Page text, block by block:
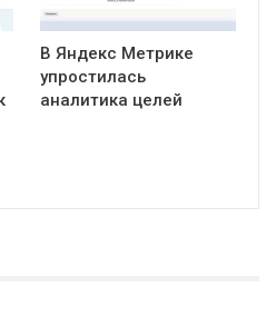
В Яндекс Метрике
упростилась
аналитика целей